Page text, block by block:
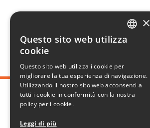
L’evento è
CINECA,
Notte
×
Questo sito web utilizza
cookie
Questo sito web utilizza i cookie per
migliorare la tua esperienza di navigazione.
Utilizzando il nostro sito web acconsenti a
tutti i cookie in conformità con la nostra
policy per i cookie.
Leggi di più